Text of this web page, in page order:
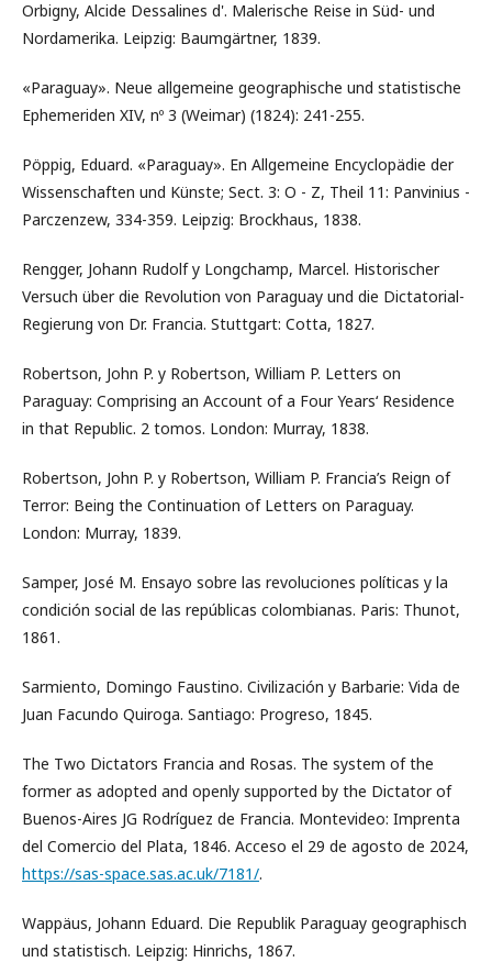
Orbigny, Alcide Dessalines d'. Malerische Reise in Süd- und
Nordamerika. Leipzig: Baumgärtner, 1839.
«Paraguay». Neue allgemeine geographische und statistische
Ephemeriden XIV, nº 3 (Weimar) (1824): 241-255.
Pöppig, Eduard. «Paraguay». En Allgemeine Encyclopädie der
Wissenschaften und Künste; Sect. 3: O - Z, Theil 11: Panvinius -
Parczenzew, 334-359. Leipzig: Brockhaus, 1838.
Rengger, Johann Rudolf y Longchamp, Marcel. Historischer
Versuch über die Revolution von Paraguay und die Dictatorial-
Regierung von Dr. Francia. Stuttgart: Cotta, 1827.
Robertson, John P. y Robertson, William P. Letters on
Paraguay: Comprising an Account of a Four Years‘ Residence
in that Republic. 2 tomos. London: Murray, 1838.
Robertson, John P. y Robertson, William P. Francia’s Reign of
Terror: Being the Continuation of Letters on Paraguay.
London: Murray, 1839.
Samper, José M. Ensayo sobre las revoluciones políticas y la
condición social de las repúblicas colombianas. Paris: Thunot,
1861.
Sarmiento, Domingo Faustino. Civilización y Barbarie: Vida de
Juan Facundo Quiroga. Santiago: Progreso, 1845.
The Two Dictators Francia and Rosas. The system of the
former as adopted and openly supported by the Dictator of
Buenos-Aires JG Rodríguez de Francia. Montevideo: Imprenta
del Comercio del Plata, 1846. Acceso el 29 de agosto de 2024,
https://sas-space.sas.ac.uk/7181/.
Wappäus, Johann Eduard. Die Republik Paraguay geographisch
und statistisch. Leipzig: Hinrichs, 1867.